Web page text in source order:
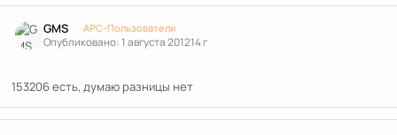
GMS APC-Пользователи
Опубликовано:1 августа 201214 г
153206 есть, думаю разницы нет